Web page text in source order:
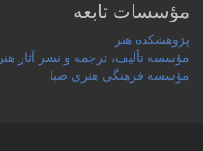
مؤسسات تابعه
پژوهشکده هنر
مؤسسه تألیف، ترجمه و نشر آثار هنری
مؤسسه فرهنگی هنری صبا